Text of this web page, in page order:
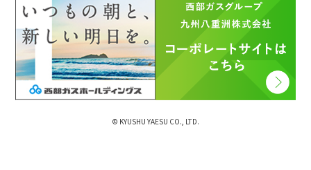
© KYUSHU YAESU CO., LTD.